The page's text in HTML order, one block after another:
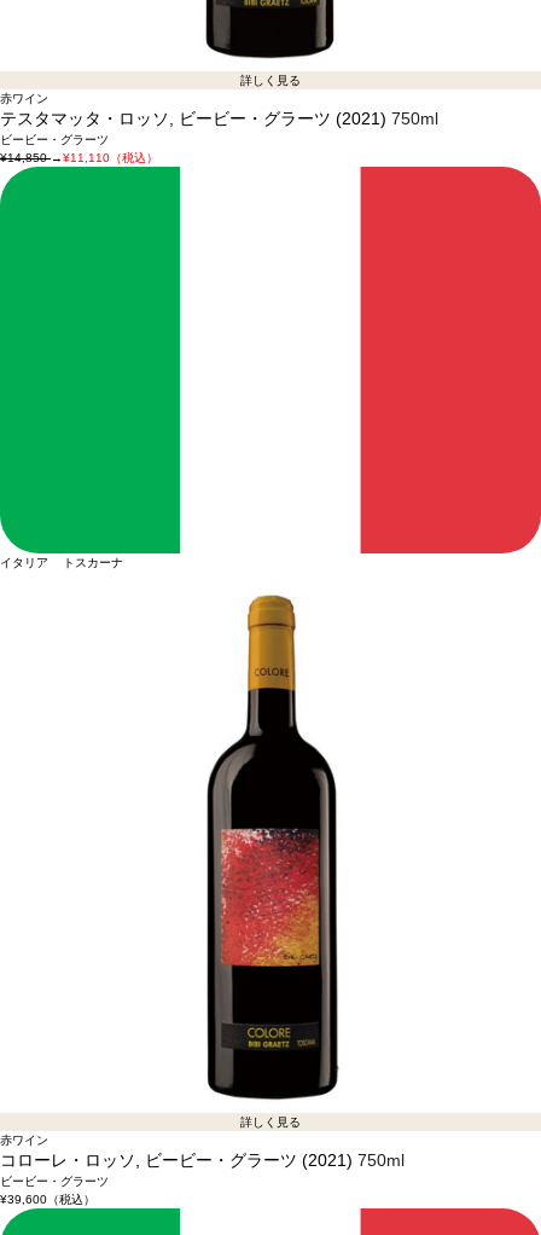
詳しく見る
赤ワイン
テスタマッタ・ロッソ, ビービー・グラーツ (2021) 750ml
ビービー・グラーツ
¥14,850→¥11,110（税込）
イタリア トスカーナ
詳しく見る
赤ワイン
コローレ・ロッソ, ビービー・グラーツ (2021) 750ml
ビービー・グラーツ
¥39,600（税込）